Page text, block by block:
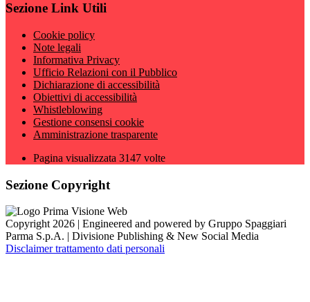
Sezione Link Utili
Cookie policy
Note legali
Informativa Privacy
Ufficio Relazioni con il Pubblico
Dichiarazione di accessibilità
Obiettivi di accessibilità
Whistleblowing
Gestione consensi cookie
Amministrazione trasparente
Pagina visualizzata 3147 volte
Sezione Copyright
Copyright 2026 | Engineered and powered by Gruppo Spaggiari
Parma S.p.A. | Divisione Publishing & New Social Media
Disclaimer trattamento dati personali